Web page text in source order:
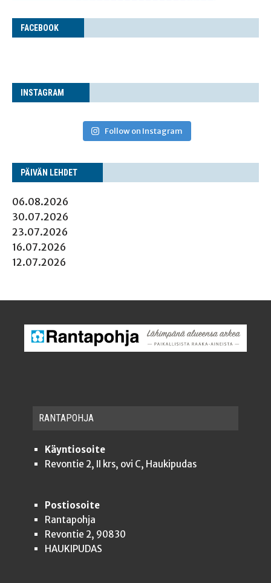
FACE­BOOK
INS­TA­GRAM
Follow on Instagram
PÄI­VÄN LEHDET
06.08.2026
30.07.2026
23.07.2026
16.07.2026
12.07.2026
RAN­TA­POH­JA
Käyntiosoite
Revontie 2, II krs, ovi C, Haukipudas
Postiosoite
Rantapohja
Revontie 2, 90830
HAUKIPUDAS